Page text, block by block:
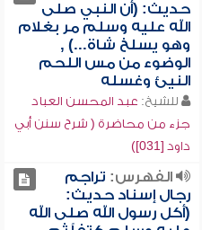
حديث: (أن النبي صلى
الله عليه وسلم مر بغلام
وهو يسلخ شاة...) ,
الوضوء من مس اللحم
النيئ وغسله
للشيخ: عبد المحسن العباد
جزء من محاضرة ( شرح سنن أبي
داود [031])
الفهرس: تراجم
رجال إسناد حديث:
(أكل رسول الله صلى الله